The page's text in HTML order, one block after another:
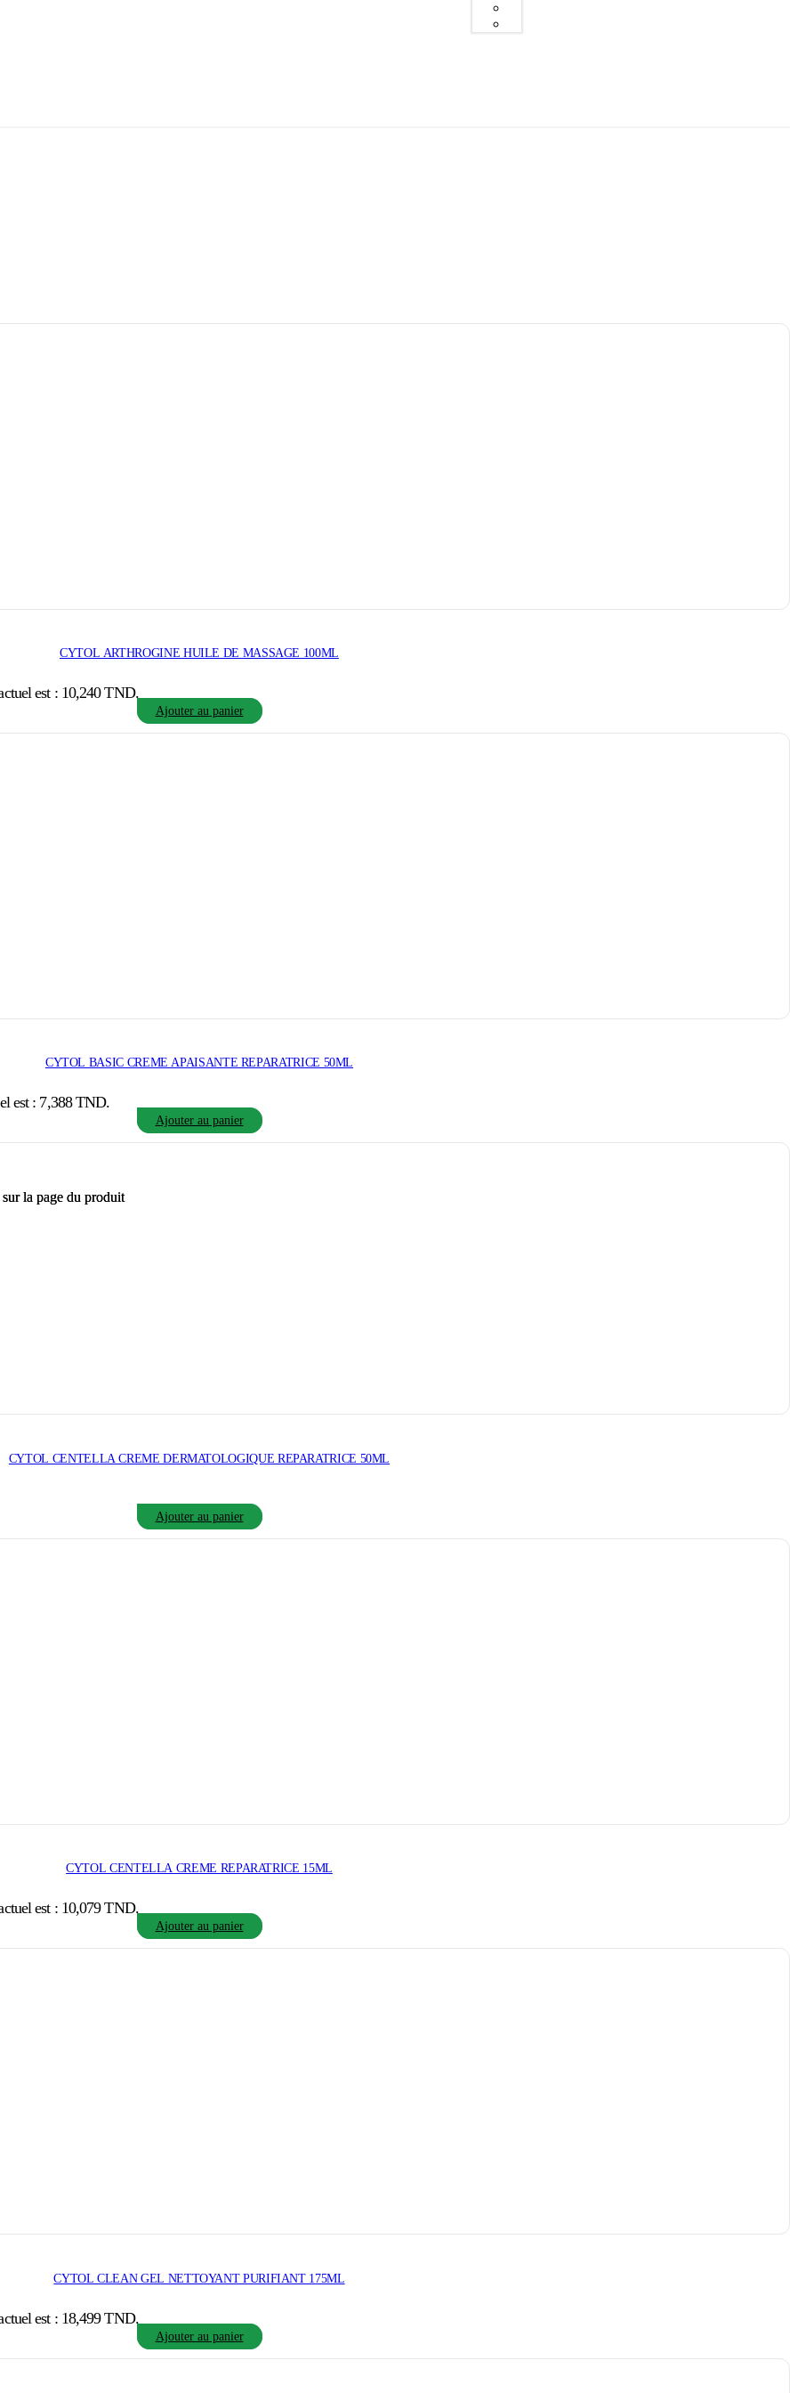
CYTOL ARTHROGINE HUILE DE MASSAGE 100ML
est : 10,240 TND.
Ajouter au panier
CYTOL BASIC CREME APAISANTE REPARATRICE 50ML
est : 7,388 TND.
Ajouter au panier
CYTOL CENTELLA CREME DERMATOLOGIQUE REPARATRICE 50ML
Ajouter au panier
CYTOL CENTELLA CREME REPARATRICE 15ML
est : 10,079 TND.
Ajouter au panier
CYTOL CLEAN GEL NETTOYANT PURIFIANT 175ML
est : 18,499 TND.
Ajouter au panier
la page du produit
la page du produit